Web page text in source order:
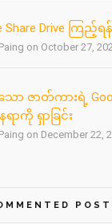
Share Drive ကြည့်ရန်
on October 27,
ာ ဇာတ်ကားရဲ့
ာကို ရှာခြင်း
on December 22,